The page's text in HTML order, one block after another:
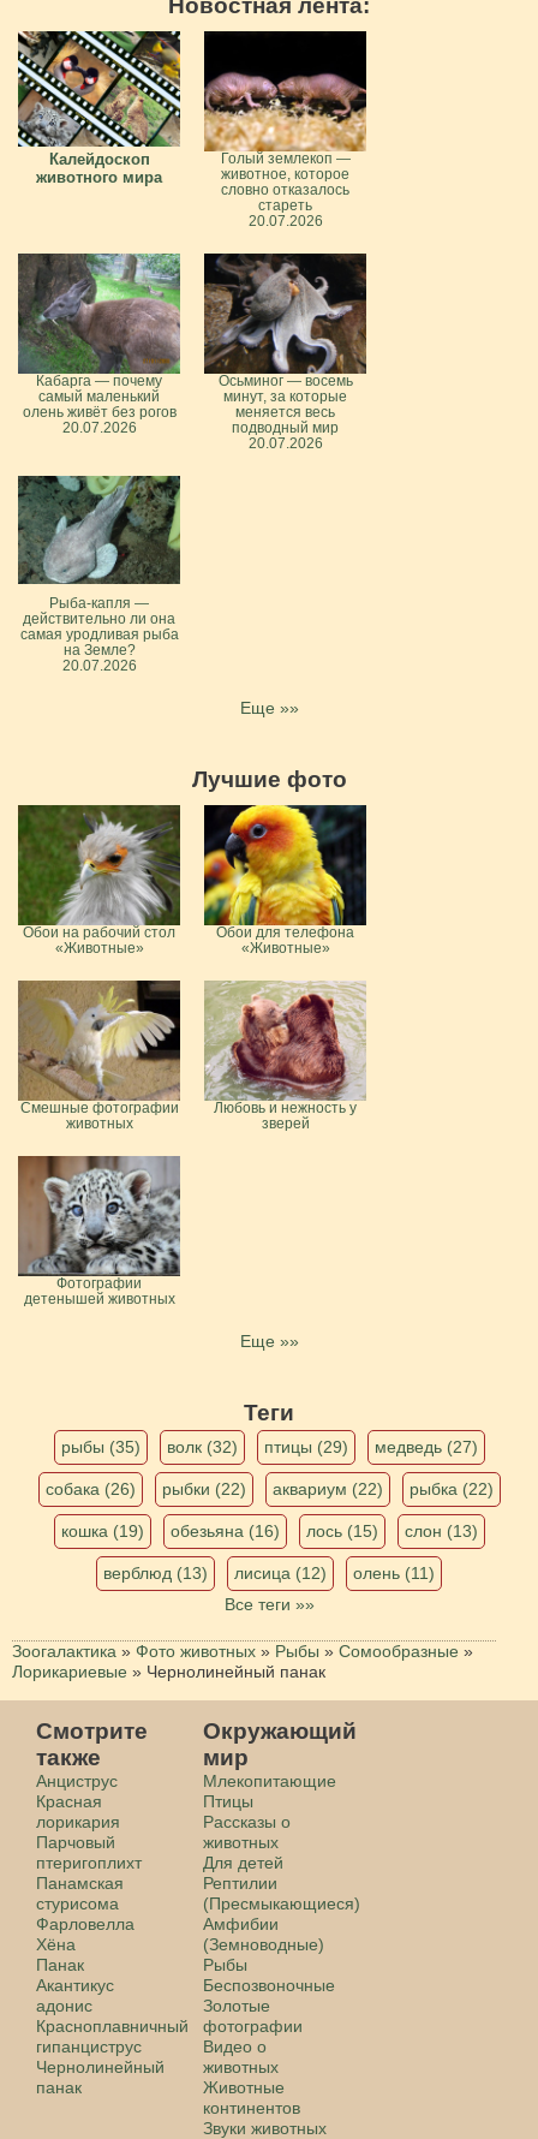
Новостная лента:
Калейдоскоп
животного мира
Голый землекоп —
животное, которое
словно отказалось
стареть
20.07.2026
Кабарга — почему
самый маленький
олень живёт без рогов
20.07.2026
Осьминог — восемь
минут, за которые
меняется весь
подводный мир
20.07.2026
Рыба-капля —
действительно ли она
самая уродливая рыба
на Земле?
20.07.2026
Еще »»
Лучшие фото
Обои на рабочий стол
«Животные»
Обои для телефона
«Животные»
Смешные фотографии
животных
Любовь и нежность у
зверей
Фотографии
детенышей животных
Еще »»
Теги
рыбы (35) волк (32) птицы (29) медведь (27)
собака (26) рыбки (22) аквариум (22) рыбка (22)
кошка (19) обезьяна (16) лось (15) слон (13)
верблюд (13) лисица (12)
олень (11)
Все теги »»
Зоогалактика » Фото животных » Рыбы » Сомообразные »
Лорикариевые » Чернолинейный панак
Смотрите
также
Анциструс
Красная
лорикария
Парчовый
птеригоплихт
Панамская
стурисома
Фарловелла
Хёна
Панак
Акантикус
адонис
Красноплавничный
гипанциструс
Чернолинейный
панак
Окружающий
мир
Млекопитающие
Птицы
Рассказы о
животных
Для детей
Рептилии
(Пресмыкающиеся)
Амфибии
(Земноводные)
Рыбы
Беспозвоночные
Золотые
фотографии
Видео о
животных
Животные
континентов
Звуки животных